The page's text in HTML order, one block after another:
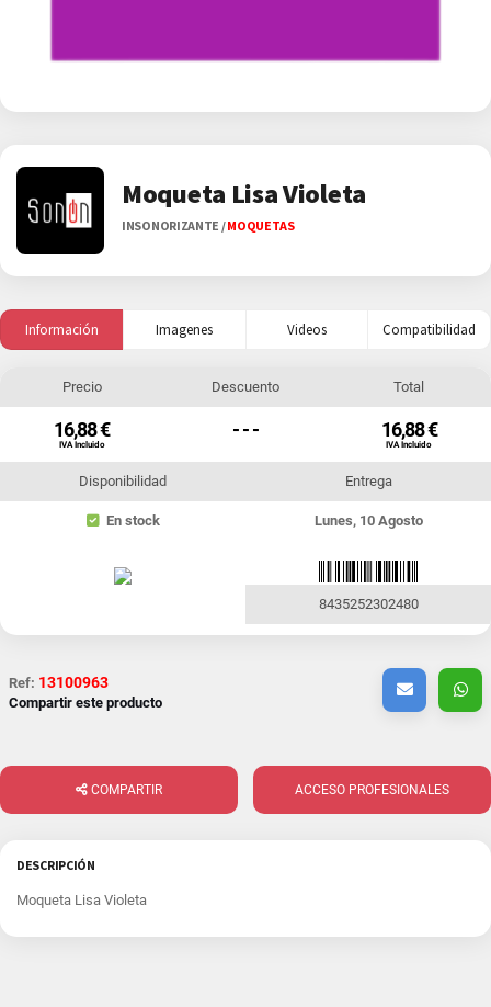
Moqueta Lisa Violeta
INSONORIZANTE /MOQUETAS
Información Imagenes Videos Compatibilidad
Precio
16,88 €
IVA Incluido
Descuento
- - -
Total
16,88 €
IVA Incluido
Disponibilidad
En stock
Entrega
Lunes, 10 Agosto
8435252302480
Ref: 13100963
Compartir este producto
COMPARTIR ACCESO PROFESIONALES
DESCRIPCIÓN
Moqueta Lisa Violeta